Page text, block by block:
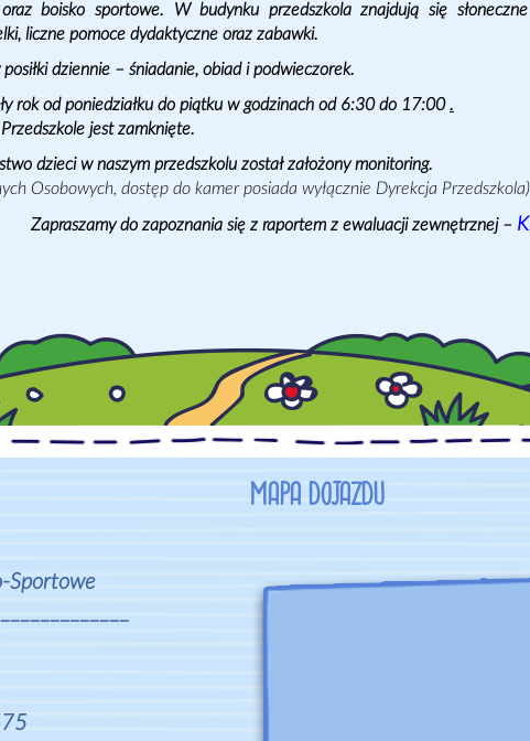
boisko sportowe. W budynku przedszkola znajdują się
liczne pomoce dydaktyczne oraz zabawki.
dziennie – śniadanie, obiad i podwieczorek.
rok od poniedziałku do piątku w godzinach od 6:30 do 17:00.
jest zamknięte.
dzieci w naszym przedszkolu został założony monitoring.
Osobowych, dostęp do kamer posiada wyłącznie Dyrekcja Przedszkola)
Zapraszamy do zapoznania się z raportem z ewaluacji zewnętrznej –
Sportowe
MAPA DOJAZDU